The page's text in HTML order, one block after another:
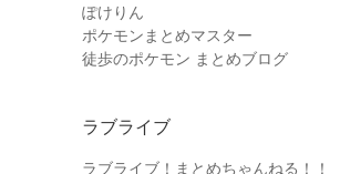
ぽけりん
ポケモンまとめマスター
徒歩のポケモン まとめブログ
ラブライブ
ラブライブ！まとめちゃんねる！！